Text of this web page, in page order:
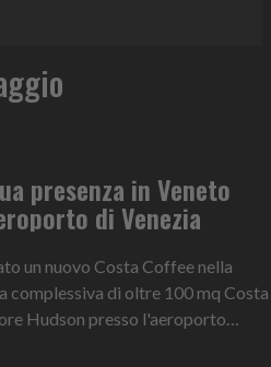
presenza in Veneto
di Venezia
un nuovo Costa Coffee nella
di oltre 100 mq Costa
Hudson presso l'aeroporto